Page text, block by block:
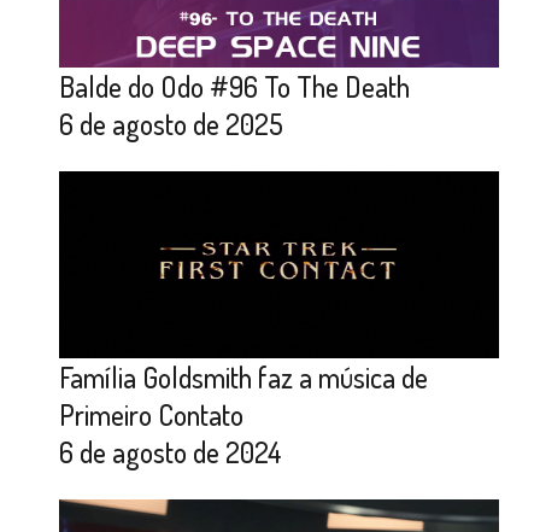
Balde do Odo #96 To The Death
6 de agosto de 2025
Família Goldsmith faz a música de
Primeiro Contato
6 de agosto de 2024